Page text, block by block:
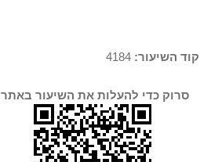
קוד השיעור:
סרוק כדי להעלות את השיעור